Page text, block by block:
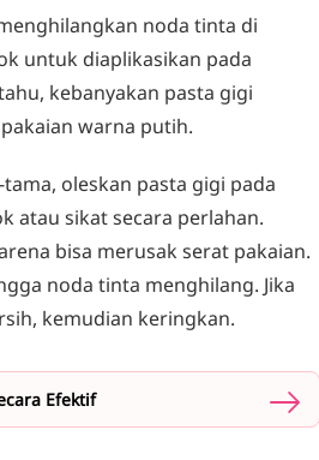
noda tinta di
untuk diaplikasikan pada
kebanyakan pasta gigi
warna putih.
oleskan pasta gigi pada
atau sikat secara perlahan.
bisa merusak serat pakaian.
noda tinta menghilang. Jika
kemudian keringkan.
Efektif